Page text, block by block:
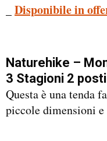
Disponibile in
Naturehike –
3 Stagioni 2 posti
Questa è una tenda
piccole dimensioni